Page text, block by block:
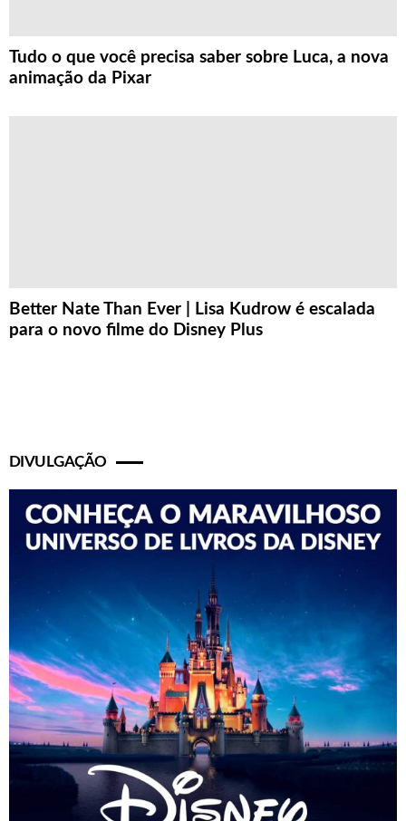
Tudo o que você precisa saber sobre Luca, a nova
animação da Pixar
Better Nate Than Ever | Lisa Kudrow é escalada
para o novo filme do Disney Plus
DIVULGAÇÃO